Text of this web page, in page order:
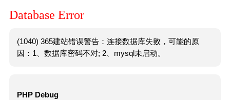
Database Error
(1040) 365建站错误警告：连接数据库失败，可能的原
因：1、数据库密码不对; 2、mysql未启动。
PHP Debug